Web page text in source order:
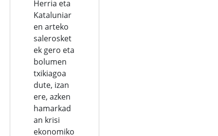
Herria eta
Kataluniar
en arteko
salerosket
ek gero eta
bolumen
txikiagoa
dute, izan
ere, azken
hamarkad
an krisi
ekonomiko